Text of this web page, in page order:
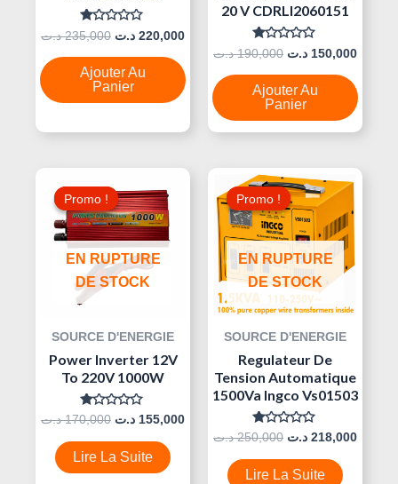
Note
Sur
5
235,000 د.ت 220,000 د.ت
Ajouter Au
Panier
20 V CDRLI2060151
Note
Sur
5
190,000 د.ت 150,000 د.ت
Ajouter Au
Panier
Promo !
EN RUPTURE
DE STOCK
Promo !
SOURCE D'ENERGIE
Power Inverter 12V
To 220V 1000W
Note
Sur
5
170,000 د.ت
Prix
Initial
Était :
155,000 د.ت
Le
Actuel
155,000 د.ت.
Lire La Suite
Promo !
EN RUPTURE
DE STOCK
Promo !
SOURCE D'ENERGIE
Regulateur De
Tension Automatique
1500Va Ingco Vs01503
Note
Sur
5
250,000 د.ت
Le
Prix
Initial
Était :
218,000 د.ت
Le
Lire La Suite